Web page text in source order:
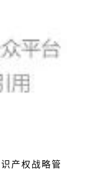
产权战略管